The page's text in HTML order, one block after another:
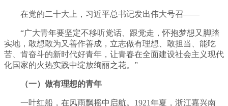
在党的二十大上，习近平总书记发出伟大号召——
“广大青年要坚定不移听党话、跟党走，怀抱梦想又脚踏
实地，敢想敢为又善作善成，立志做有理想、敢担当、能吃
苦、肯奋斗的新时代好青年，让青春在全面建设社会主义现代
化国家的火热实践中绽放绚丽之花。”
（一）做有理想的青年
一叶红船，在风雨飘摇中启航。1921年夏，浙江嘉兴南